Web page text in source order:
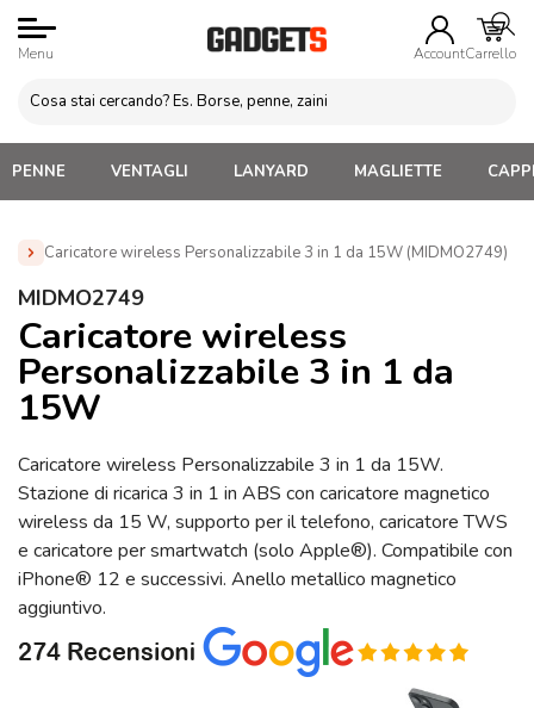
Menu AccountCarrello
PENNE VENTAGLI LANYARD MAGLIETTE
Caricatore wireless Personalizzabile 3 in 1 da 15W (MIDMO2749)
Home » Gadget Tecnologici Personalizzati
3 in 1 da 15W (MIDMO2749)
MIDMO2749
Caricatore wireless
Personalizzabile 3 in 1 da
15W
Caricatore wireless Personalizzabile 3 in 1 da 15W.
Stazione di ricarica 3 in 1 in ABS con caricatore magnetico
wireless da 15 W, supporto per il telefono, caricatore TWS
e caricatore per smartwatch (solo Apple®). Compatibile con
iPhone® 12 e successivi. Anello metallico magnetico
aggiuntivo.